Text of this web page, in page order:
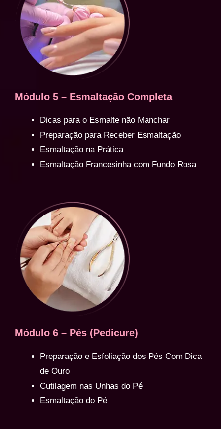
Módulo 5 – Esmaltação Completa
Dicas para o Esmalte não Manchar
Preparação para Receber Esmaltação
Esmaltação na Prática
Esmaltação Francesinha com Fundo Rosa
Módulo 6 – Pés (Pedicure)
Preparação e Esfoliação dos Pés Com Dica
de Ouro
Cutilagem nas Unhas do Pé
Esmaltação do Pé